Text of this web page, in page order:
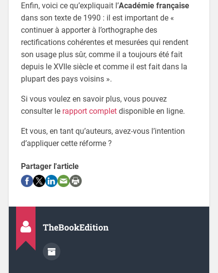
Enfin, voici ce qu’expliquait l’Académie française
dans son texte de 1990 : il est important de «
continuer à apporter à l’orthographe des
rectifications cohérentes et mesurées qui rendent
son usage plus sûr, comme il a toujours été fait
depuis le XVIIe siècle et comme il est fait dans la
plupart des pays voisins ».
Si vous voulez en savoir plus, vous pouvez
consulter le rapport completdisponible en ligne.
Et vous, en tant qu’auteurs, avez-vous l’intention
d’appliquer cette réforme ?
Partager l'article
TheBookEdition